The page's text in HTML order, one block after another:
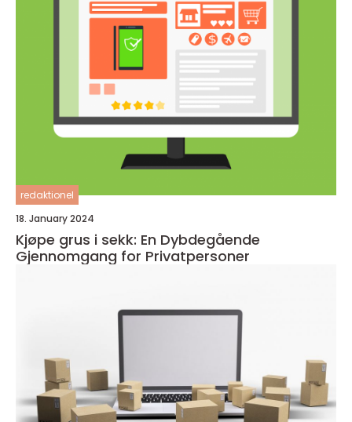
redaktionel
18. January 2024
Kjøpe grus i sekk: En Dybdegående
Gjennomgang for Privatpersoner